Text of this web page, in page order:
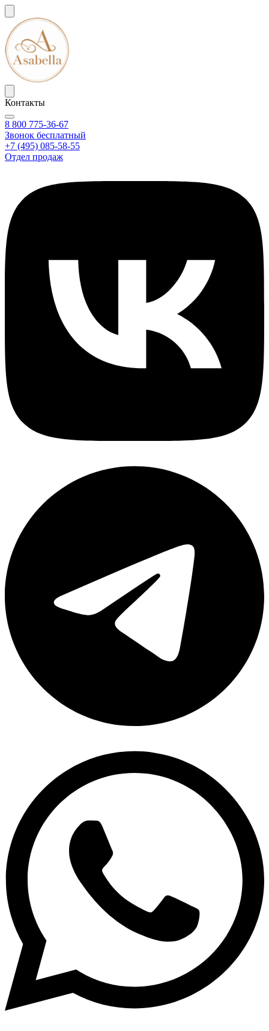
Контакты
8 800 775-36-67
Звонок бесплатный
+7 (495) 085-58-55
Отдел продаж